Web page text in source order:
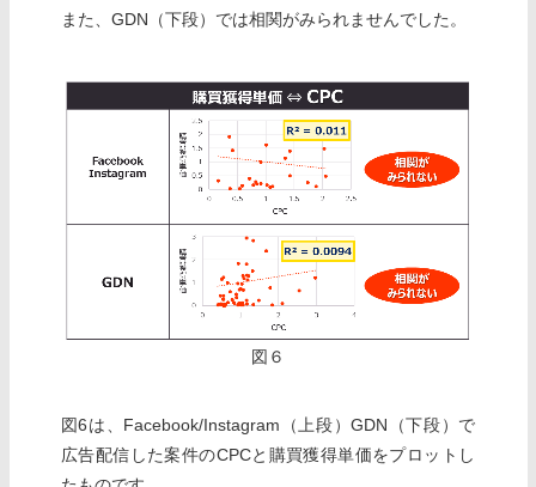
また、GDN（下段）では相関がみられませんでした。
図６
図6は、Facebook/Instagram（上段）GDN（下段）で
広告配信した案件のCPCと購買獲得単価をプロットし